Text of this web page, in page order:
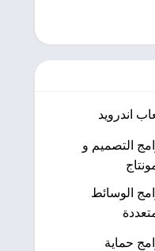
اندرويد
التصميم و
الوسائط
حماية